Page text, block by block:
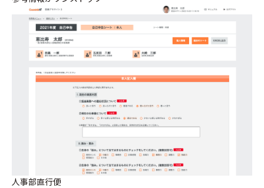
人事部直行便